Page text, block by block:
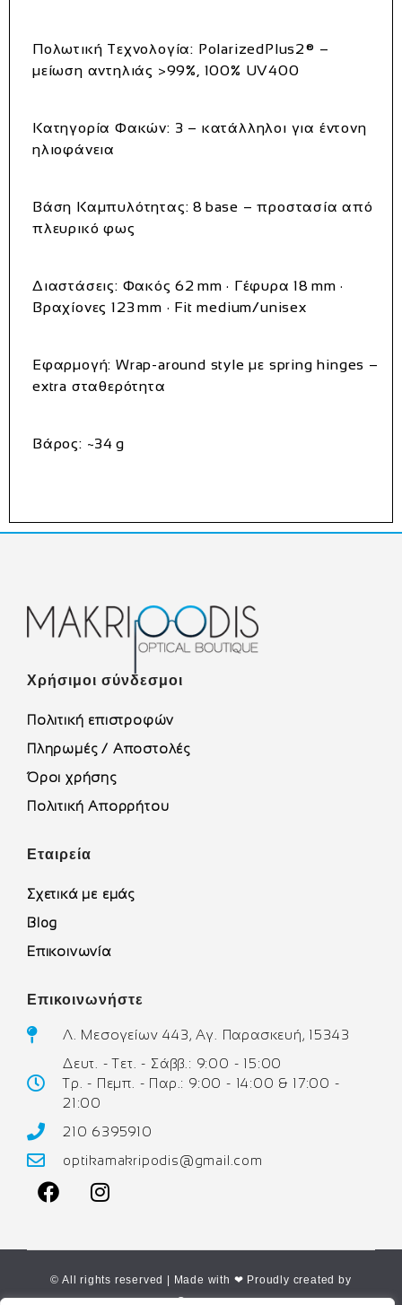
Πολωτική Τεχνολογία: PolarizedPlus2® –
μείωση αντηλιάς >99%, 100% UV400
Κατηγορία Φακών: 3 – κατάλληλοι για έντονη
ηλιοφάνεια
Βάση Καμπυλότητας: 8 base – προστασία από
πλευρικό φως
Διαστάσεις: Φακός 62 mm · Γέφυρα 18 mm ·
Βραχίονες 123 mm · Fit medium/unisex
Εφαρμογή: Wrap‑around style με spring hinges –
extra σταθερότητα
Βάρος: ~34 g
Χρήσιμοι σύνδεσμοι
Πολιτική επιστροφών
Πληρωμές / Αποστολές
Όροι χρήσης
Πολιτική Απορρήτου
Εταιρεία
Σχετικά με εμάς
Blog
Επικοινωνία
Επικοινωνήστε
Λ. Μεσογείων 443, Αγ. Παρασκευή, 15343
Δευτ. - Τετ. - Σάββ.: 9:00 - 15:00
Τρ. - Πεμπ. - Παρ.: 9:00 - 14:00 & 17:00 -
21:00
210 6395910
optikamakripodis@gmail.com
© All rights reserved | Made with ❤ Proudly created by
Corne.gr